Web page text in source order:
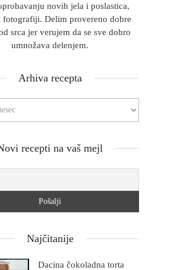
novih jela i poslastica,
fotografiji. Delim provereno dobre
srca jer verujem da se sve dobro
umnožava delenjem.
Arhiva recepta
recepti na vaš mejl
Najčitanije
Dacina čokoladna torta